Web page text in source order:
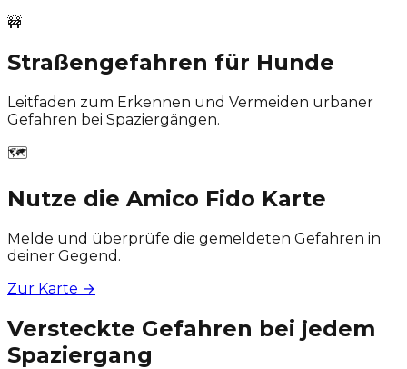
🚧
Straßengefahren für Hunde
Leitfaden zum Erkennen und Vermeiden urbaner
Gefahren bei Spaziergängen.
🗺️
Nutze die Amico Fido Karte
Melde und überprüfe die gemeldeten Gefahren in
deiner Gegend.
Zur Karte →
Versteckte Gefahren bei jedem
Spaziergang